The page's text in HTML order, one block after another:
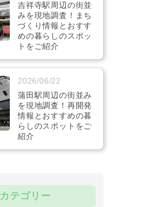
吉祥寺駅周辺の街並
みを現地調査！まち
づくり情報とおすす
めの暮らしのスポッ
トをご紹介
2026/06/22
蒲田駅周辺の街並み
を現地調査！再開発
情報とおすすめの暮
らしのスポットをご
紹介
カテゴリー